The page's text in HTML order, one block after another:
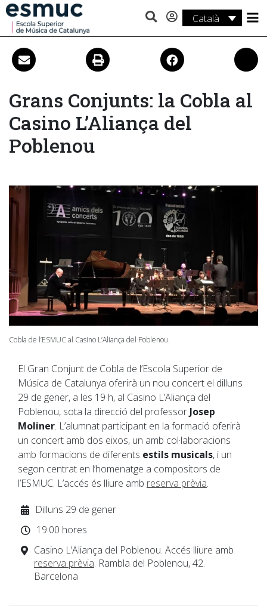
Català
Estudis
Recerca
Activitats
Grans Conjunts: la Cobla al
Casino L’Aliança del
Poblenou
Cobla de l’ESMUC al Casino L’Aliança del Poblenou.
El Gran Conjunt de Cobla de l’Escola Superior de
Música de Catalunya oferirà un nou concert el dilluns
29 de gener, a les 19 h, al Casino L’Aliança del
Poblenou, sota la direcció del professor Josep
Moliner. L’alumnat participant en la formació oferirà
un concert amb dos eixos, un amb col·laboracions
amb formacions de diferents estils musicals, i un
segon centrat en l’homenatge a compositors de
l’ESMUC. L’accés és lliure amb reserva prèvia.
Dilluns 29 de gener
19:00 hores
Casino L’Aliança del Poblenou. Accés lliure amb
reserva prèvia. Rambla del Poblenou, 42.
Barcelona